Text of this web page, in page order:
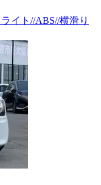
イト//ABS//横滑り